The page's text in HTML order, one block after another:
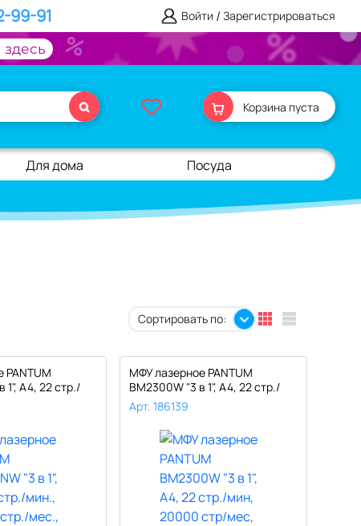
99-91 Войти / Зарегистрироваться
Корзина пуста
Для дома Посуда
Сортировать по:
1", А4, 22 стр./
МФУ лазерное PANTUM
BM2300W "3 в 1", А4, 22 стр./
мин, 2..
Арт. 186139